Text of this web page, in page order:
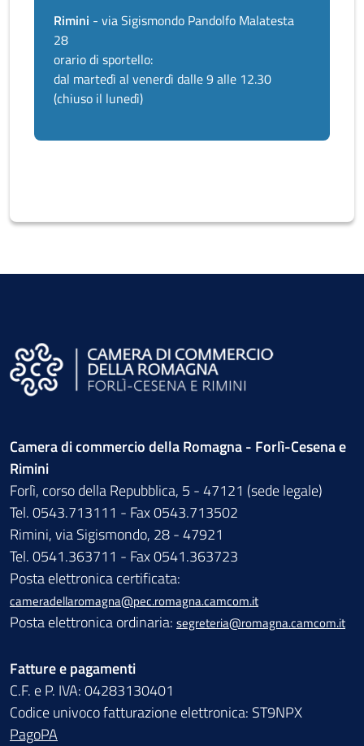
Rimini - via Sigismondo Pandolfo Malatesta
28
orario di sportello:
dal martedì al venerdì dalle 9 alle 12.30
(chiuso il lunedì)
Camera di commercio della Romagna - Forlì-Cesena e
Rimini
Forlì, corso della Repubblica, 5 - 47121 (sede legale)
Tel. 0543.713111 - Fax 0543.713502
Rimini, via Sigismondo, 28 - 47921
Tel. 0541.363711 - Fax 0541.363723
Posta elettronica certificata:
cameradellaromagna@pec.romagna.camcom.it
Posta elettronica ordinaria: segreteria@romagna.camcom.it
Fatture e pagamenti
C.F. e P. IVA: 04283130401
Codice univoco fatturazione elettronica: ST9NPX
PagoPA